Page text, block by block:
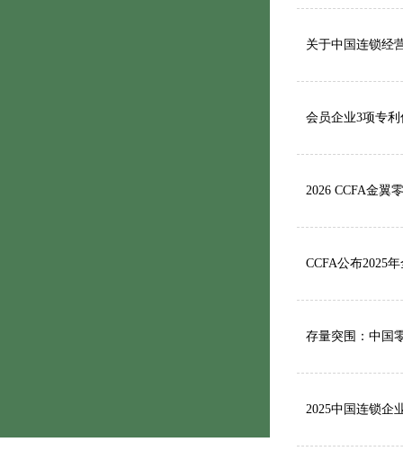
关于中国连锁经
会员企业3项专
2026 CCFA金翼
CCFA公布2025
存量突围：中国
2025中国连锁企